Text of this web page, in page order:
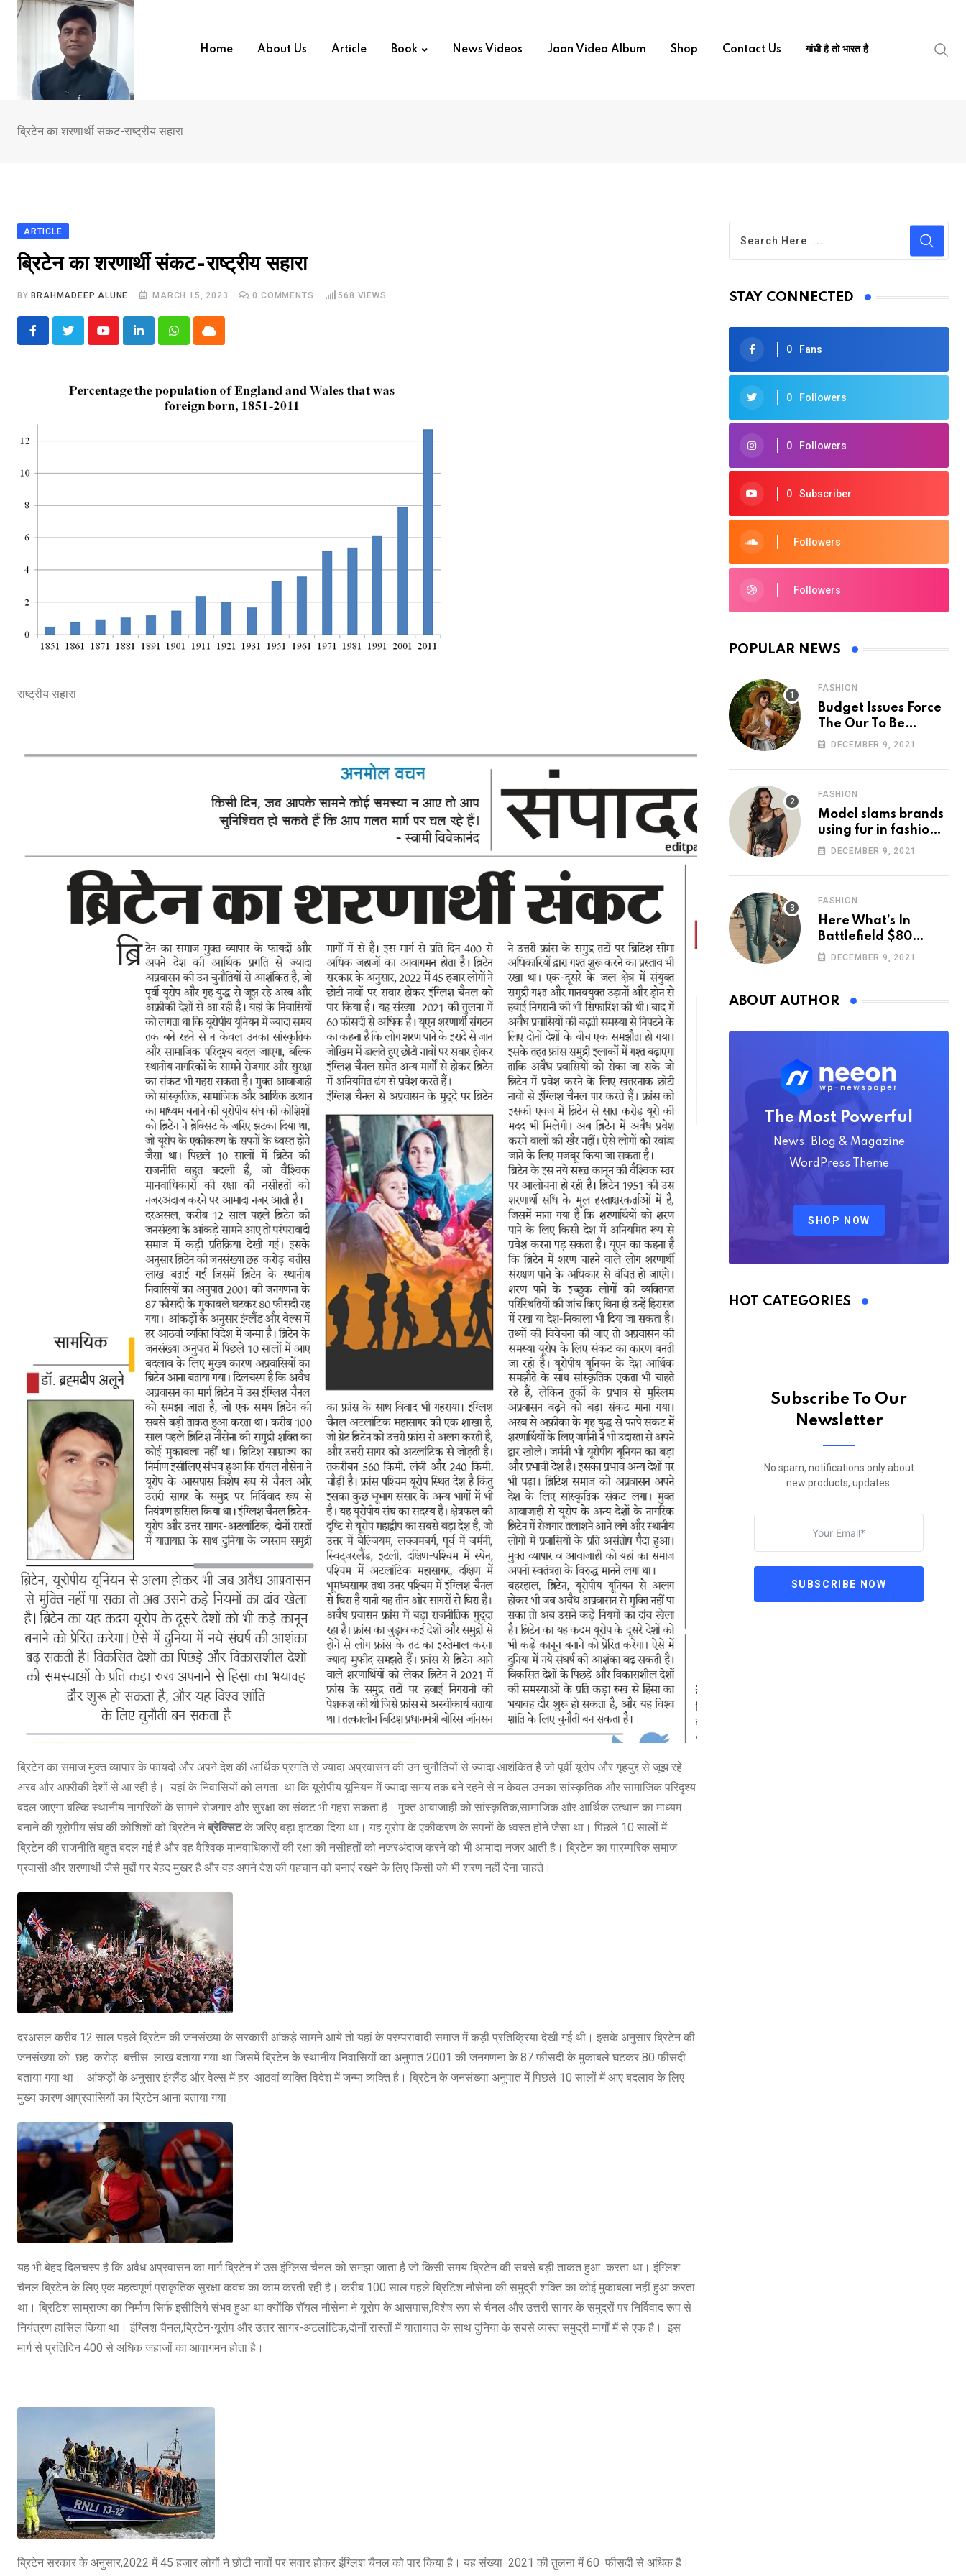
Skip
Home About Us Article Book News Videos Jaan Video Album Shop Contact Us गांधी है तो भारत है
ब्रिटेन का शरणार्थी संकट-राष्ट्रीय सहारा
ARTICLE
ब्रिटेन का शरणार्थी संकट-राष्ट्रीय सहारा
BY BRAHMADEEP ALUNE MARCH 15, 2023 0 COMMENTS 568 VIEWS
YoutubeLinkedInWhatsappCloud
राष्ट्रीय सहारा
ब्रिटेन का समाज मुक्त व्यापार के फायदों और अपने देश की आर्थिक प्रगति से ज्यादा अप्रवासन की उन चुनौतियों से ज्यादा आशंकित है जो पूर्वी यूरोप और गृहयुद्द से जूझ रहे
अरब और अफ़्रीकी देशों से आ रही है। यहां के निवासियों को लगता था कि यूरोपीय यूनियन में ज्यादा समय तक बने रहने से न केवल उनका सांस्कृतिक और सामाजिक परिदृश्य
बदल जाएगा बल्कि स्थानीय नागरिकों के सामने रोजगार और सुरक्षा का संकट भी गहरा सकता है। मुक्त आवाजाही को सांस्कृतिक,सामाजिक और आर्थिक उत्थान का माध्यम
बनाने की यूरोपीय संघ की कोशिशों को ब्रिटेन नेब्रेक्सिटके जरिए बड़ा झटका दिया था। यह यूरोप के एकीकरण के सपनों के ध्वस्त होने जैसा था। पिछले 10 सालों में
ब्रिटेन की राजनीति बहुत बदल गई है और वह वैश्विक मानवाधिकारों की रक्षा की नसीहतों को नजरअंदाज करने को भी आमादा नजर आती है। ब्रिटेन का पारम्परिक समाज
प्रवासी और शरणार्थी जैसे मुद्दों पर बेहद मुखर है और वह अपने देश की पहचान को बनाएं रखने के लिए किसी को भी शरण नहीं देना चाहते।
दरअसल करीब 12 साल पहले ब्रिटेन की जनसंख्या के सरकारी आंकड़े सामने आये तो यहां के परम्परावादी समाज में कड़ी प्रतिक्रिया देखी गई थी। इसके अनुसार ब्रिटेन की
जनसंख्या को छह करोड़ बत्तीस लाख बताया गया था जिसमें ब्रिटेन के स्थानीय निवासियों का अनुपात 2001 की जनगणना के 87 फीसदी के मुकाबले घटकर 80 फीसदी
बताया गया था। आंकड़ों के अनुसार इंग्लैंड और वेल्स में हर आठवां व्यक्ति विदेश में जन्मा व्यक्ति है। ब्रिटेन के जनसंख्या अनुपात में पिछले 10 सालों में आए बदलाव के लिए
मुख्य कारण आप्रवासियों का ब्रिटेन आना बताया गया।
यह भी बेहद दिलचस्प है कि अवैध अप्रवासन का मार्ग ब्रिटेन में उस इंग्लिस चैनल को समझा जाता है जो किसी समय ब्रिटेन की सबसे बड़ी ताकत हुआ करता था। इंग्लिश
चैनल ब्रिटेन के लिए एक महत्वपूर्ण प्राकृतिक सुरक्षा कवच का काम करती रही है। करीब 100 साल पहले ब्रिटिश नौसेना की समुद्री शक्ति का कोई मुकाबला नहीं हुआ करता
था। ब्रिटिश साम्राज्य का निर्माण सिर्फ इसीलिये संभव हुआ था क्योंकि रॉयल नौसेना ने यूरोप के आसपास,विशेष रूप से चैनल और उत्तरी सागर के समुद्रों पर निर्विवाद रूप से
नियंत्रण हासिल किया था। इंग्लिश चैनल,ब्रिटेन-यूरोप और उत्तर सागर-अटलांटिक,दोनों रास्तों में यातायात के साथ दुनिया के सबसे व्यस्त समुद्री मार्गों में से एक है। इस
मार्ग से प्रतिदिन 400 से अधिक जहाजों का आवागमन होता है।
ब्रिटेन सरकार के अनुसार,2022 में 45 हज़ार लोगों ने छोटी नावों पर सवार होकर इंग्लिश चैनल को पार किया है। यह संख्या 2021 की तुलना में 60 फीसदी से अधिक है।
STAY CONNECTED
0 Fans
0 Followers
0 Followers
0 Subscriber
Followers
Followers
POPULAR NEWS
FASHION
Budget Issues Force
The Our To Be
Cancelled
DECEMBER 9, 2021
FASHION
Model slams brands
using fur in fashion
after walking off
DECEMBER 9, 2021
FASHION
Here What’s In
Battlefield $80
Deluxe Edition
DECEMBER 9, 2021
ABOUT AUTHOR
The Most Powerful
News, Blog & Magazine
WordPress Theme
SHOP NOW
HOT CATEGORIES
Subscribe To Our
Newsletter
No spam, notifications only about
new products, updates.
SUBSCRIBE NOW